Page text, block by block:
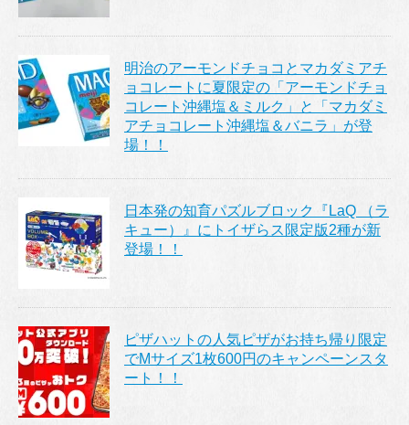
明治のアーモンドチョコとマカダミアチ
ョコレートに夏限定の「アーモンドチョ
コレート沖縄塩＆ミルク」と「マカダミ
アチョコレート沖縄塩＆バニラ」が登
場！！
日本発の知育パズルブロック『LaQ （ラ
キュー）』にトイザらス限定版2種が新
登場！！
ピザハットの人気ピザがお持ち帰り限定
でMサイズ1枚600円のキャンペーンスタ
ート！！